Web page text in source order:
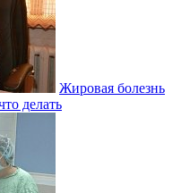
Жировая болезнь
делать